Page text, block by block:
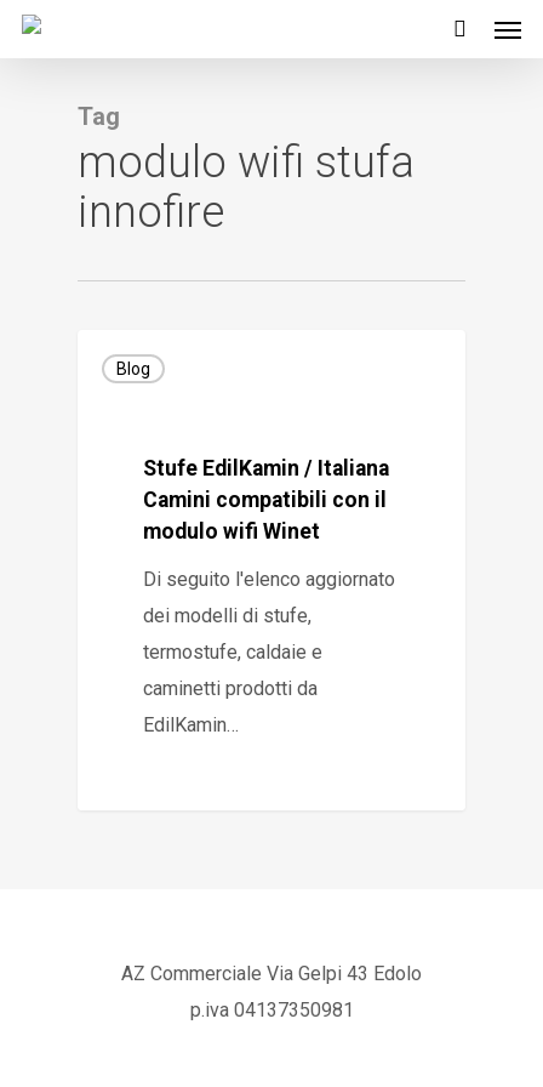
Skip
Tag
modulo wifi stufa
innofire
Blog
Stufe EdilKamin / Italiana
Camini compatibili con il
modulo wifi Winet
Di seguito l'elenco aggiornato
dei modelli di stufe,
termostufe, caldaie e
caminetti prodotti da
EdilKamin…
AZ Commerciale Via Gelpi 43 Edolo
p.iva 04137350981